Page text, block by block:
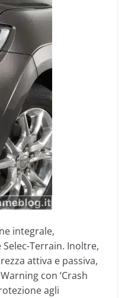
integrale,
Terrain. Inoltre,
attiva e passiva,
con ‘Crash
agli